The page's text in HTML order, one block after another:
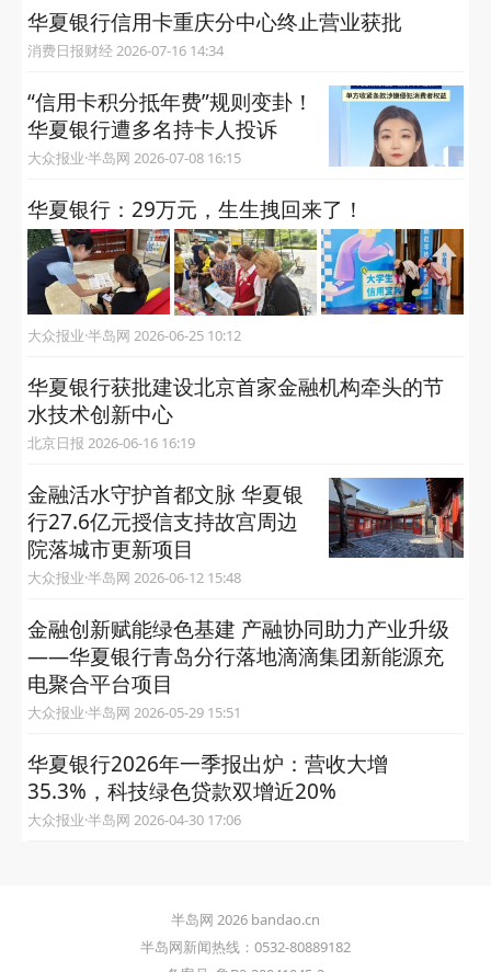
华夏银行信用卡重庆分中心终止营业获批
消费日报财经 2026-07-16 14:34
“信用卡积分抵年费”规则变卦！
华夏银行遭多名持卡人投诉
大众报业·半岛网 2026-07-08 16:15
华夏银行：29万元，生生拽回来了！
大众报业·半岛网 2026-06-25 10:12
华夏银行获批建设北京首家金融机构牵头的节
水技术创新中心
北京日报 2026-06-16 16:19
金融活水守护首都文脉 华夏银
行27.6亿元授信支持故宫周边
院落城市更新项目
大众报业·半岛网 2026-06-12 15:48
金融创新赋能绿色基建 产融协同助力产业升级
——华夏银行青岛分行落地滴滴集团新能源充
电聚合平台项目
大众报业·半岛网 2026-05-29 15:51
华夏银行2026年一季报出炉：营收大增
35.3%，科技绿色贷款双增近20%
大众报业·半岛网 2026-04-30 17:06
半岛网 2026 bandao.cn
半岛网新闻热线：0532-80889182